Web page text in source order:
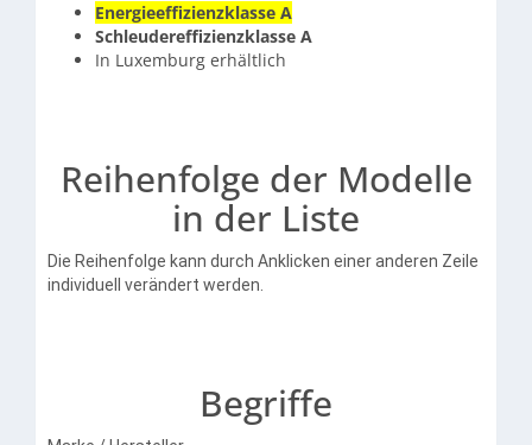
Energieeffizienzklasse A
Schleudereffizienzklasse A
In Luxemburg erhältlich
Reihenfolge der Modelle
in der Liste
Die Reihenfolge kann durch Anklicken einer anderen Zeile
individuell verändert werden.
Begriffe